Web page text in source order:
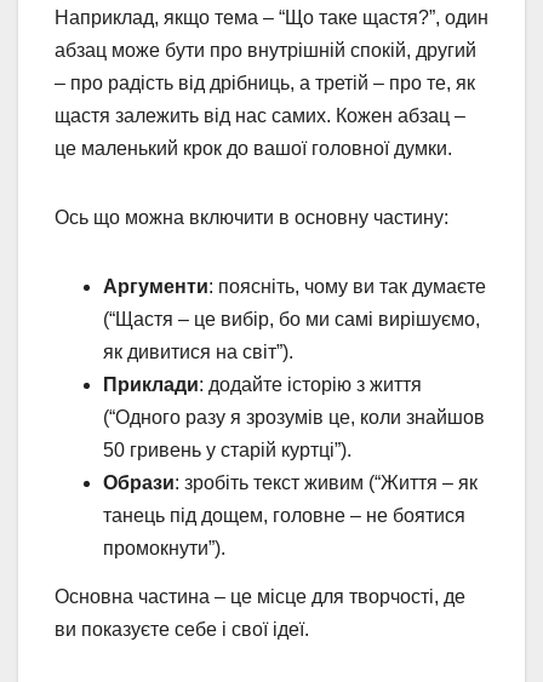
Наприклад, якщо тема – “Що таке щастя?”, один
абзац може бути про внутрішній спокій, другий
– про радість від дрібниць, а третій – про те, як
щастя залежить від нас самих. Кожен абзац –
це маленький крок до вашої головної думки.
Ось що можна включити в основну частину:
Аргументи: поясніть, чому ви так думаєте
(“Щастя – це вибір, бо ми самі вирішуємо,
як дивитися на світ”).
Приклади: додайте історію з життя
(“Одного разу я зрозумів це, коли знайшов
50 гривень у старій куртці”).
Образи: зробіть текст живим (“Життя – як
танець під дощем, головне – не боятися
промокнути”).
Основна частина – це місце для творчості, де
ви показуєте себе і свої ідеї.